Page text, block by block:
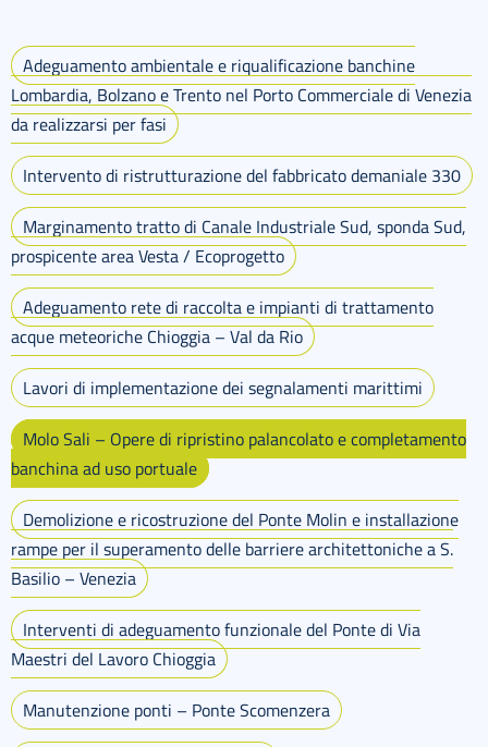
Adeguamento ambientale e riqualificazione banchine
Lombardia, Bolzano e Trento nel Porto Commerciale di Venezia
da realizzarsi per fasi
Intervento di ristrutturazione del fabbricato demaniale 330
Marginamento tratto di Canale Industriale Sud, sponda Sud,
prospicente area Vesta / Ecoprogetto
Adeguamento rete di raccolta e impianti di trattamento
acque meteoriche Chioggia – Val da Rio
Lavori di implementazione dei segnalamenti marittimi
Molo Sali – Opere di ripristino palancolato e completamento
banchina ad uso portuale
Demolizione e ricostruzione del Ponte Molin e installazione
rampe per il superamento delle barriere architettoniche a S.
Basilio – Venezia
Interventi di adeguamento funzionale del Ponte di Via
Maestri del Lavoro Chioggia
Manutenzione ponti – Ponte Scomenzera